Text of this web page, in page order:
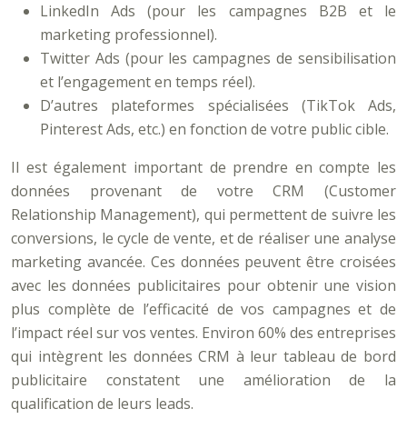
LinkedIn Ads (pour les campagnes B2B et le
marketing professionnel).
Twitter Ads (pour les campagnes de sensibilisation
et l’engagement en temps réel).
D’autres plateformes spécialisées (TikTok Ads,
Pinterest Ads, etc.) en fonction de votre public cible.
Il est également important de prendre en compte les
données provenant de votre CRM (Customer
Relationship Management), qui permettent de suivre les
conversions, le cycle de vente, et de réaliser une analyse
marketing avancée. Ces données peuvent être croisées
avec les données publicitaires pour obtenir une vision
plus complète de l’efficacité de vos campagnes et de
l’impact réel sur vos ventes. Environ 60% des entreprises
qui intègrent les données CRM à leur tableau de bord
publicitaire constatent une amélioration de la
qualification de leurs leads.